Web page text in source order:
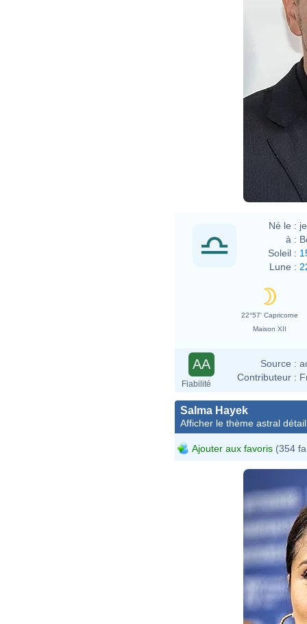
Né le :
à :
Soleil :
Lune :
22°57' Capricorne
Maison XII
AA
Fiabilité
Source :
Contributeur :
Salma Hayek
Afficher le thème astral
Ajouter aux favoris (354